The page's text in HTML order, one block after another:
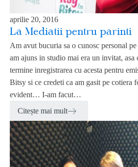
aprilie 20, 2016
La Mediatii pentru parinti
Am avut bucuria sa o cunosc personal
am ajuns in studio mai era un invitat, asa
termine inregistrarea cu acesta pentru
Bitsy si ce credeti ca am gasit pe cotiera
evident… I-am facut…
Citește mai mult